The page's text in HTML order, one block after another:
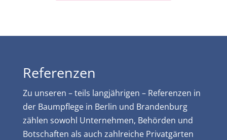
Referenzen
Zu unseren – teils langjährigen – Referenzen in
der Baumpflege in Berlin und Brandenburg
zählen sowohl Unternehmen, Behörden und
Botschaften als auch zahlreiche Privatgärten